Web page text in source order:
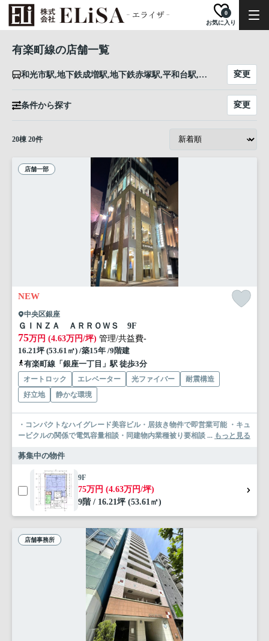
お気に入り
0
有楽町線の店舗一覧
和光市駅,地下鉄成増駅,地下鉄赤塚駅,平和台駅,氷川台駅,小竹向原駅,千川駅,要町駅,池袋駅,東池袋駅,護国寺駅,江戸川橋駅,飯田橋駅,市ケ谷駅,麹町駅,永田町駅,桜田門駅,有楽町駅,銀座一丁目駅,新富町駅,月島駅,豊洲駅,辰巳駅,新木場駅 変更
条件から探す 変更
20棟 20件
店舗一部
NEW
中央区銀座
ＧＩＮＺＡ ＡＲＲＯＷＳ 9F
75万円 (4.63万円/坪) 管理/共益費-
16.21坪 (53.61㎡) /築15年 /9階建
有楽町線「銀座一丁目」駅 徒歩3分
オートロック エレベーター 光ファイバー
耐震構造
好立地
静かな環境
・コンパクトなハイグレード美容ビル・居抜き物件で即営業可能 ・キュ
ービクルの関係で電気容量相談・同建物内業種被り要相談 ... もっと見る
募集中の物件
9F
75万円 (4.63万円/坪)
9階 / 16.21坪 (53.61㎡)
店舗事務所